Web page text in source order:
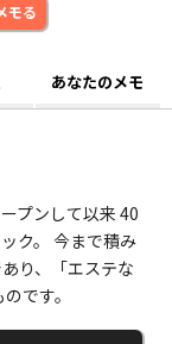
モる
あなたのメモ
プンして以来 40
ク。 今まで積み
り、「エステな
です。